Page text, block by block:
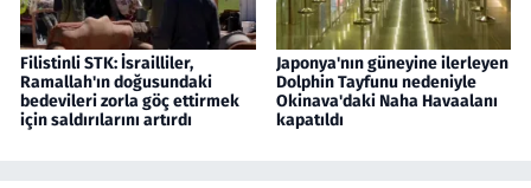
Filistinli STK: İsrailliler,
Ramallah'ın doğusundaki
bedevileri zorla göç ettirmek
için saldırılarını artırdı
Japonya'nın güneyine ilerleyen
Dolphin Tayfunu nedeniyle
Okinava'daki Naha Havaalanı
kapatıldı